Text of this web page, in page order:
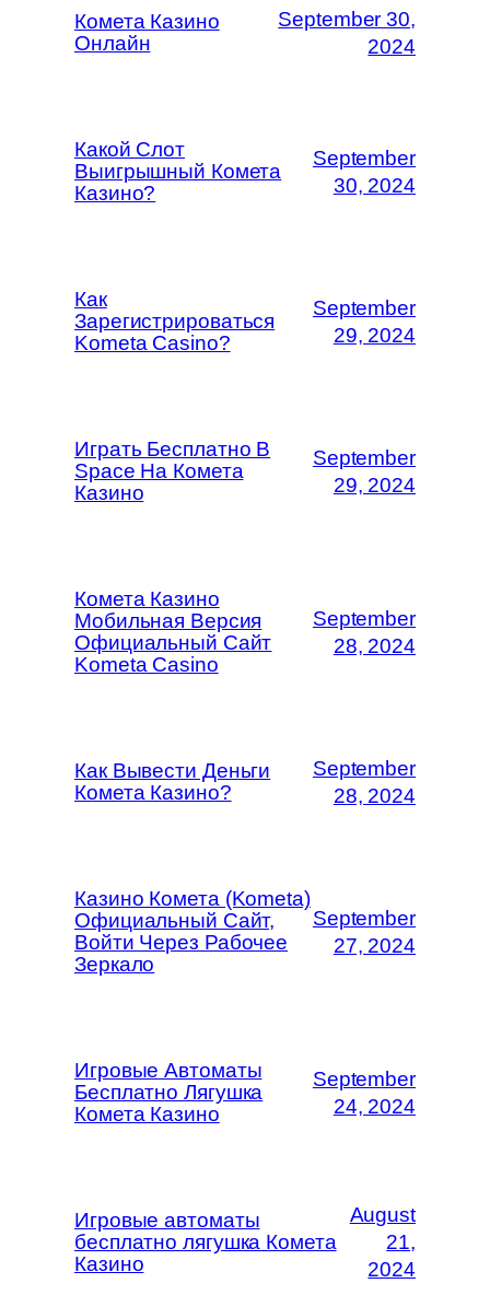
Комета Казино
Онлайн
September 30,
2024
Какой Слот
Выигрышный Комета
Казино?
September
30, 2024
Как
Зарегистрироваться
Kometa Casino?
September
29, 2024
Играть Бесплатно В
Space На Комета
Казино
September
29, 2024
Комета Казино
Мобильная Версия
Официальный Сайт
Kometa Casino
September
28, 2024
Как Вывести Деньги
Комета Казино?
September
28, 2024
Казино Комета (Kometa)
Официальный Сайт,
Войти Через Рабочее
Зеркало
September
27, 2024
Игровые Автоматы
Бесплатно Лягушка
Комета Казино
September
24, 2024
Игровые автоматы
бесплатно лягушка Комета
Казино
August
21,
2024